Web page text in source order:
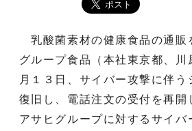
乳酸菌素材の健康食品の通販
グループ食品（本社東京都、川
月１３日、サイバー攻撃に伴う
復旧し、電話注文の受付を再開
アサヒグループに対するサイバ